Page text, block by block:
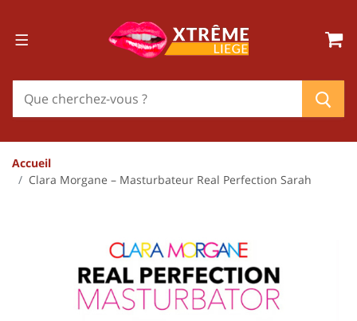
Accueil
Clara Morgane – Masturbateur Real Perfection Sarah